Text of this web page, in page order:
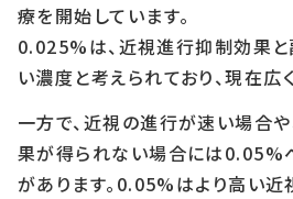
療を開始しています。
0.025%は、近視進行抑制効果
い濃度と考えられており、現在広
一方で、近視の進行が速い場合
果が得られない場合には0.05%
があります。0.05%はより高い